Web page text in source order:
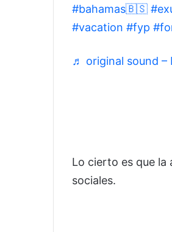
#bahamas🇧🇸
#vacation #fyp
♬ original sound –
Lo cierto es que
sociales.